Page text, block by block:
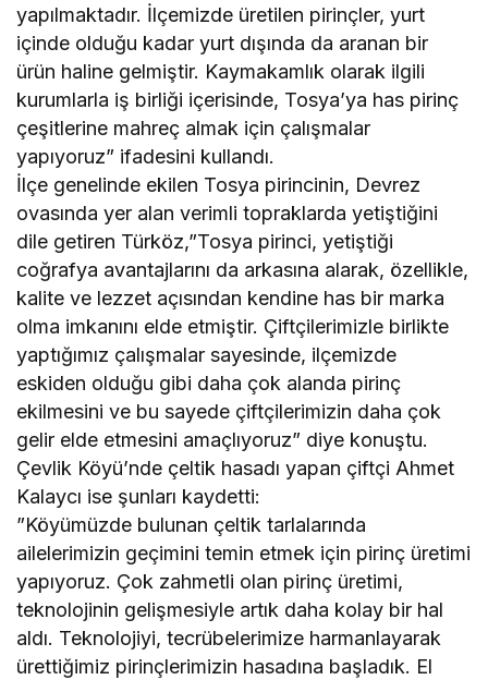
yapılmaktadır. İlçemizde üretilen pirinçler, yurt
içinde olduğu kadar yurt dışında da aranan bir
ürün haline gelmiştir. Kaymakamlık olarak ilgili
kurumlarla iş birliği içerisinde, Tosya’ya has pirinç
çeşitlerine mahreç almak için çalışmalar
yapıyoruz” ifadesini kullandı.
İlçe genelinde ekilen Tosya pirincinin, Devrez
ovasında yer alan verimli topraklarda yetiştiğini
dile getiren Türköz,”Tosya pirinci, yetiştiği
coğrafya avantajlarını da arkasına alarak, özellikle,
kalite ve lezzet açısından kendine has bir marka
olma imkanını elde etmiştir. Çiftçilerimizle birlikte
yaptığımız çalışmalar sayesinde, ilçemizde
eskiden olduğu gibi daha çok alanda pirinç
ekilmesini ve bu sayede çiftçilerimizin daha çok
gelir elde etmesini amaçlıyoruz” diye konuştu.
Çevlik Köyü’nde çeltik hasadı yapan çiftçi Ahmet
Kalaycı ise şunları kaydetti:
”Köyümüzde bulunan çeltik tarlalarında
ailelerimizin geçimini temin etmek için pirinç üretimi
yapıyoruz. Çok zahmetli olan pirinç üretimi,
teknolojinin gelişmesiyle artık daha kolay bir hal
aldı. Teknolojiyi, tecrübelerimize harmanlayarak
ürettiğimiz pirinçlerimizin hasadına başladık. El